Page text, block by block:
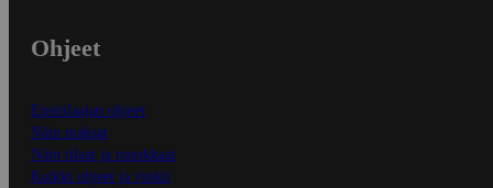
Ohjeet
Ensitilaajan ohjeet
Näin maksat
Näin tilaat ja muokkaat
Kaikki ohjeet ja vinkit